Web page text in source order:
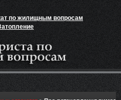
по жилищным вопросам